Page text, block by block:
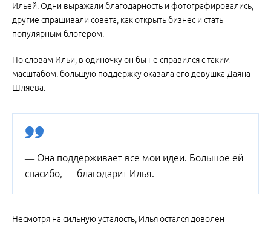
Ильей. Одни выражали благодарность и фотографировались,
другие спрашивали совета, как открыть бизнес и стать
популярным блогером.
По словам Ильи, в одиночку он бы не справился с таким
масштабом: большую поддержку оказала его девушка Даяна
Шляева.
— Она поддерживает все мои идеи. Большое ей
спасибо, — благодарит Илья.
Несмотря на сильную усталость, Илья остался доволен